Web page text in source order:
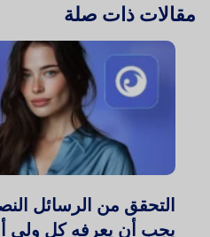
مقالات ذات صلة
التحقق من الرسائل
يجب أن يعرفه كل ولي